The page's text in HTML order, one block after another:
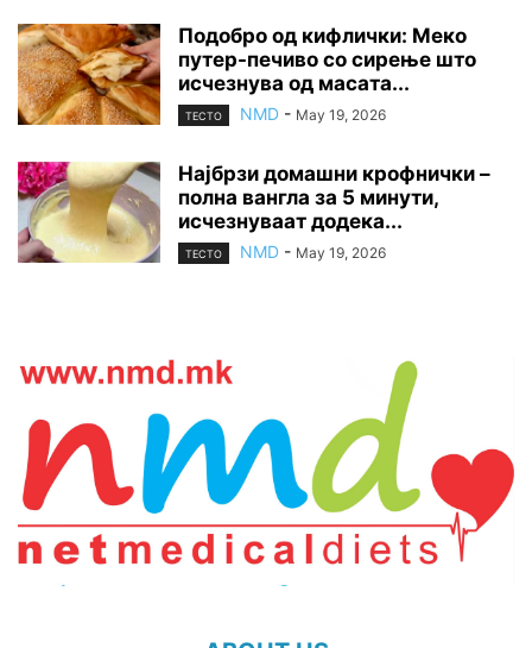
Подобро од кифлички: Меко
путер-печиво со сирење што
исчезнува од масата...
ТЕСТО NMD - May 19, 2026
Најбрзи домашни крофнички –
полна вангла за 5 минути,
исчезнуваат додека...
ТЕСТО NMD - May 19, 2026